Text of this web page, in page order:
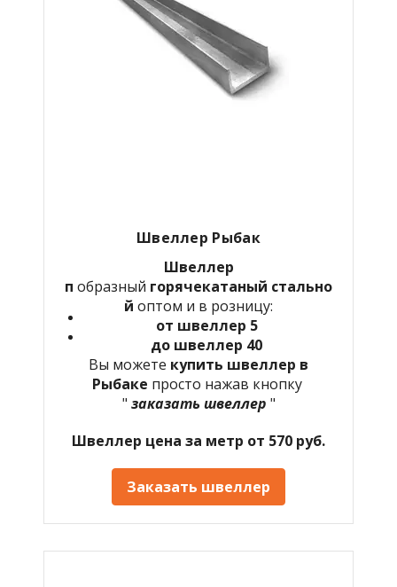
Швеллер Рыбак
Швеллер
п образный горячекатаный стально
й оптом и в розницу:
от швеллер 5
до швеллер 40
Вы можете купить швеллер в
Рыбаке просто нажав кнопку
" заказать швеллер "
Швеллер цена за метр от 570 руб.
Заказать швеллер